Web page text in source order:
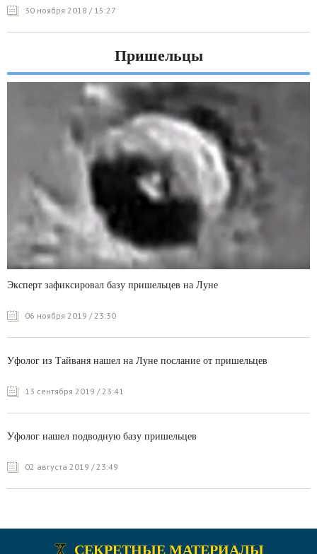
30 ноября 2018 / 15:27
Пришельцы
Эксперт зафиксировал базу пришельцев на Луне
06 ноября 2019 / 23:30
Уфолог из Тайваня нашел на Луне послание от пришельцев
13 сентября 2019 / 23:41
Уфолог нашел подводную базу пришельцев
02 августа 2019 / 23:49
СЕКРЕТНЫЕ МАТЕРИАЛЫ